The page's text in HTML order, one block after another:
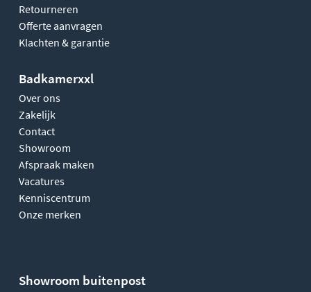
Retourneren
Offerte aanvragen
Klachten & garantie
Badkamerxxl
Over ons
Zakelijk
Contact
Showroom
Afspraak maken
Vacatures
Kenniscentrum
Onze merken
Showroom buitenpost